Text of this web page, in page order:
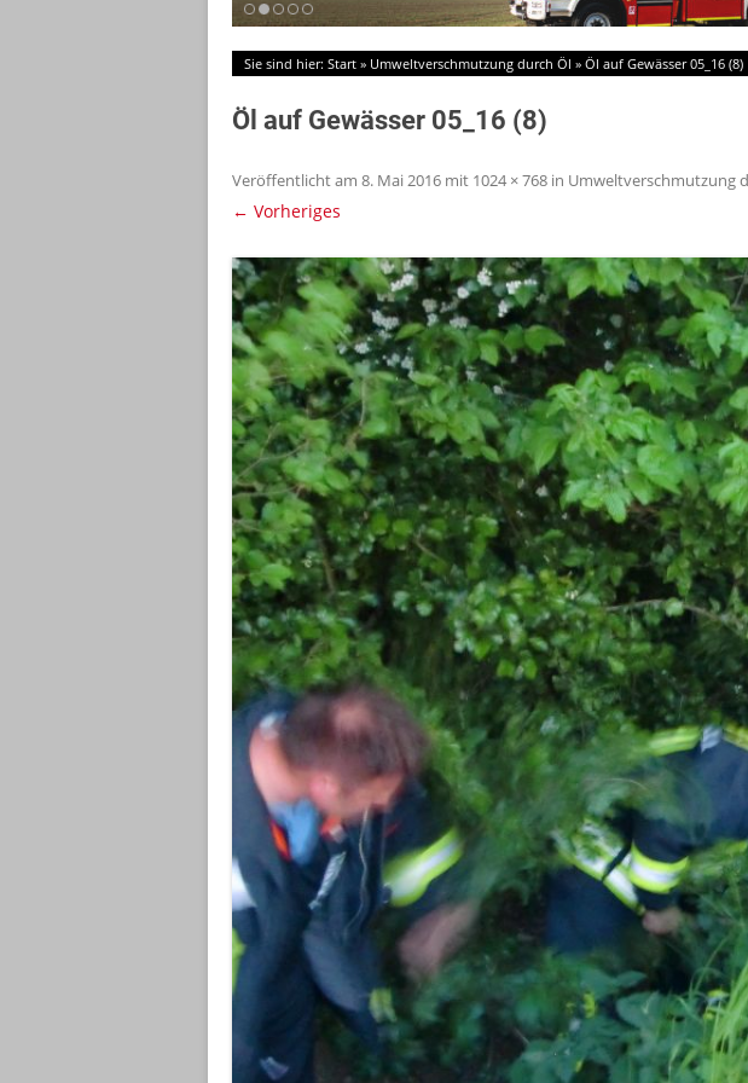
Sie sind hier: Start » Umweltverschmutzung durch Öl » Öl auf Gewässer 05_16 (8)
Öl auf Gewässer 05_16 (8)
Veröffentlicht am 8. Mai 2016 mit 1024 × 768 in Umweltverschmutzung
← Vorheriges